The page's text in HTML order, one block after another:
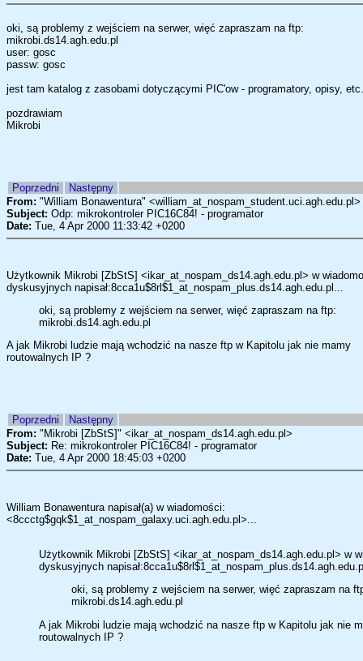
oki, są problemy z wejściem na serwer, więć zapraszam na ftp:
mikrobi.ds14.agh.edu.pl
user: gosc
passw: gosc
jest tam katalog z zasobami dotyczącymi PIC'ow - programatory, opisy, etc.
pozdrawiam
Mikrobi
Poprzedni Następny
From: "William Bonawentura" <william_at_nospam_student.uci.agh.edu.pl>
Subject: Odp: mikrokontroler PIC16C84! - programator
Date: Tue, 4 Apr 2000 11:33:42 +0200
Użytkownik Mikrobi [ZbStS] <ikar_at_nospam_ds14.agh.edu.pl> w
dyskusyjnych napisał:8cca1u$8rl$1_at_nospam_plus.ds14.agh.edu.pl...
oki, są problemy z wejściem na serwer, więć zapraszam na ftp:
mikrobi.ds14.agh.edu.pl
A jak Mikrobi ludzie mają wchodzić na nasze ftp w Kapitolu jak nie mamy
routowalnych IP ?
Poprzedni Następny
From: "Mikrobi [ZbStS]" <ikar_at_nospam_ds14.agh.edu.pl>
Subject: Re: mikrokontroler PIC16C84! - programator
Date: Tue, 4 Apr 2000 18:45:03 +0200
William Bonawentura napisał(a) w wiadomości:
<8ccctg$gqk$1_at_nospam_galaxy.uci.agh.edu.pl>...
Użytkownik Mikrobi [ZbStS] <ikar_at_nospam_ds14.agh.edu.pl> w
dyskusyjnych
oki, są problemy z wejściem na serwer, więć zapraszam na
mikrobi.ds14.agh.edu.pl
A jak Mikrobi ludzie mają wchodzić na nasze ftp w Kapitolu jak nie
routowalnych IP ?